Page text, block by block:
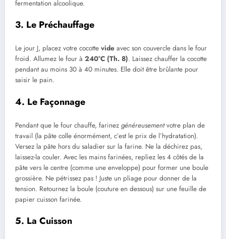
fermentation alcoolique.
3. Le Préchauffage
Le jour J, placez votre cocotte vide avec son couvercle dans le four
froid. Allumez le four à 240°C (Th. 8). Laissez chauffer la cocotte
pendant au moins 30 à 40 minutes. Elle doit être brûlante pour
saisir le pain.
4. Le Façonnage
Pendant que le four chauffe, farinez généreusementvotre plan de
travail (la pâte colle énormément, c’est le prix de l’hydratation).
Versez la pâte hors du saladier sur la farine. Ne la déchirez pas,
laissez-la couler. Avec les mains farinées, repliez les 4 côtés de la
pâte vers le centre (comme une enveloppe) pour former une boule
grossière. Ne pétrissez pas ! Juste un pliage pour donner de la
tension. Retournez la boule (couture en dessous) sur une feuille de
papier cuisson farinée.
5. La Cuisson